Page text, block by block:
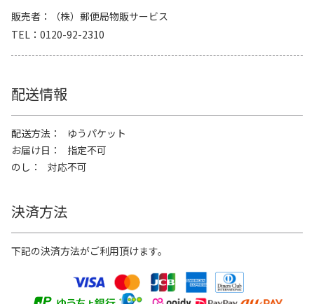
販売者
（株）郵便局物販サービス
TEL
0120-92-2310
配送情報
配送方法
ゆうパケット
お届け日
指定不可
のし
対応不可
決済方法
下記の決済方法がご利用頂けます。